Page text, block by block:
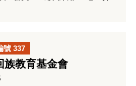
號 337
族教育基金會